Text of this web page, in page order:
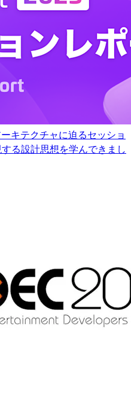
キテクチャに迫るセッショ
る設計思想を学んできまし